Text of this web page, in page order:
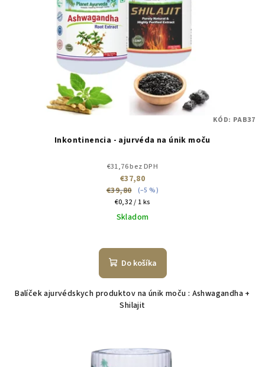
Inkontinencia - ajurvéda na únik moču
€31,76 bez DPH
€37,80
€39,80
(–5 %)
Jednotková
cena:
€0,32 / 1 ks
Skladom
Do košíka
Balíček ajurvédskych produktov na únik moču : Ashwagandha +
Shilajit
KÓD: PAB37